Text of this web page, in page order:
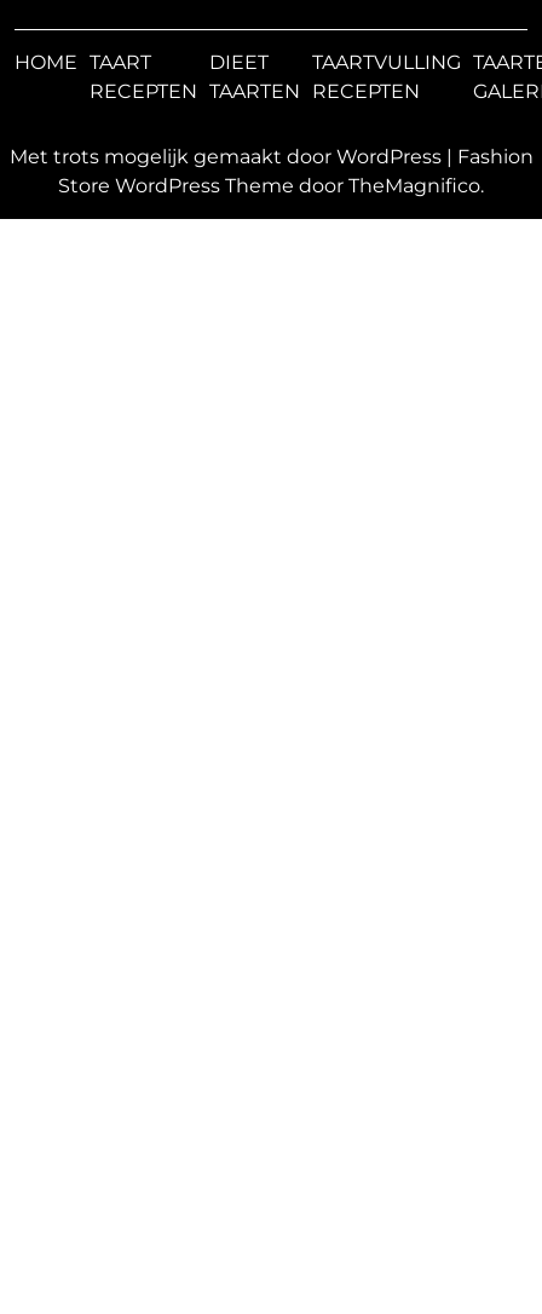
HOME TAART
RECEPTEN
DIEET
TAARTEN
TAARTVULLING
RECEPTEN
Met trots mogelijk gemaakt door WordPress | Fashion
Store WordPress Theme door TheMagnifico.